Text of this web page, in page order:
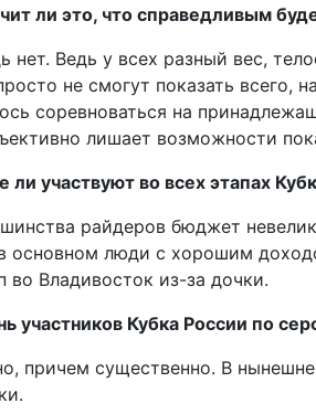
ли это, что справедливым
нет. Ведь у всех разный вес,
не смогут показать всего,
соревноваться на
лишает возможности
ли участвуют во всех этапах
райдеров бюджет
основном люди с хорошим
во Владивосток из-за дочки.
участников Кубка России по
причем существенно. В